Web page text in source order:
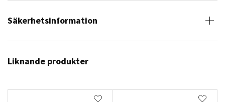
Säkerhetsinformation
Liknande produkter